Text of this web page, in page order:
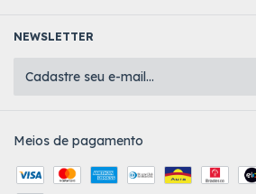
NEWSLETTER
Meios de pagamento